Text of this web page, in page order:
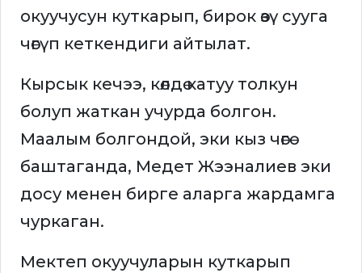
окуучусун куткарып, бирок өзү сууга
чөгүп кеткендиги айтылат.
Кырсык кечээ, көлдө катуу толкун
болуп жаткан учурда болгон.
Маалым болгондой, эки кыз чөгө
баштаганда, Медет Жээналиев эки
досу менен бирге аларга жардамга
чуркаган.
Мектеп окуучуларын куткарып